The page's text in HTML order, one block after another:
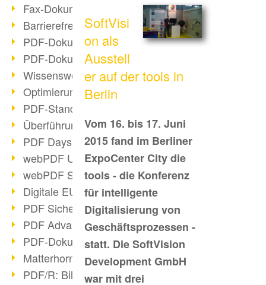
Fax-Dokumente in Workflow
Barrierefreie PDF-Dokumente (2/3)
PDF-Dokumente mit OCR optimieren
PDF-Dokumente barrierefrei?
Wissenswertes über E-Signatur
Optimierung des PDF-Formats
PDF-Standards im Überblick
Überführung PDF/A in Archivsystem
PDF Days Europe 2021
webPDF Update 8.0.0.2282
webPDF Statistik-Auswertungen
Digitale EU COVID-Zertifikate
PDF Sicherheitseinstellungen
PDF Advanced Electronic Signature
PDF-Dokumente neu organisieren
Matterhorn Protokoll 1.1 verfügbar
PDF/R: Bildformat der Zukunft
SoftVisi
on als
Ausstell
er auf der tools in
Berlin
Vom 16. bis 17. Juni
2015 fand im Berliner
ExpoCenter City die
tools - die Konferenz
für intelligente
Digitalisierung von
Geschäftsprozessen -
statt. Die SoftVision
Development GmbH
war mit drei